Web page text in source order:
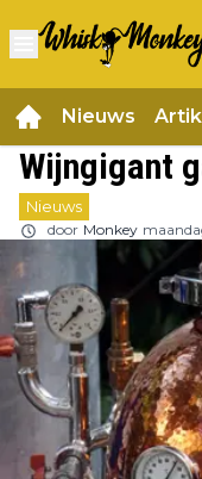
Nieuws
Wijngigant
Nieuws
door Monkey